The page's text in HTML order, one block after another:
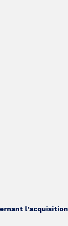
l’acquisition